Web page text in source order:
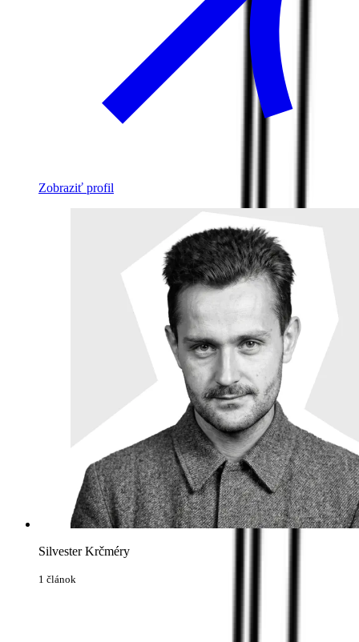
Zobraziť profil
Silvester Krčméry
1 článok